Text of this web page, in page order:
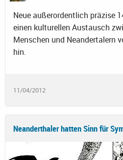
Neue außerordentlich präzise
einen kulturellen Austausch
Menschen und Neandertalern
hin.
11/04/2012
Neanderthaler hatten Sinn für